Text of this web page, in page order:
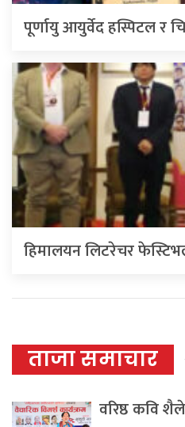
पूर्णायु आयुर्वेद हस्पिटल र
हिमालयन लिटरेचर
ताजा समाचार
वरिष्ठ कवि